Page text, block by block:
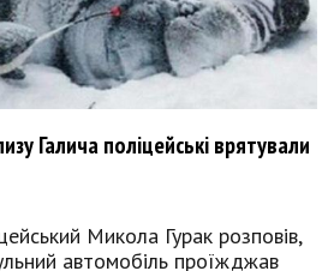
Галича поліцейські врятували
Микола Гурак розповів,
автомобіль проїжджав